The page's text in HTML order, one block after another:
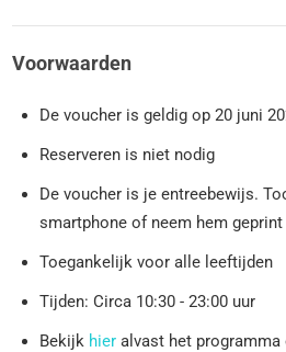
Voorwaarden
De voucher is geldig op 20 juni
Reserveren is niet nodig
De voucher is je entreebewijs.
smartphone of neem hem
Toegankelijk voor alle leeftijden
Tijden: Circa 10:30 - 23:00 uur
Bekijk hier alvast het programma